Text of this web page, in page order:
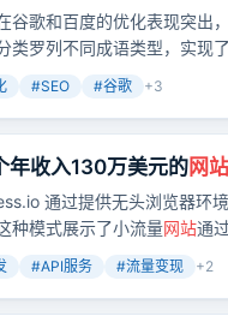
谷歌和百度的优化表现突出
类罗列不同成语类型，实现
#SEO #谷歌 +3
年收入130万美元的网站
通过提供无头浏览器环
种模式展示了小流量网站通
#API服务 #流量变现 +2